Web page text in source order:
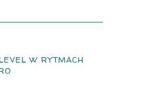
W RYTMACH